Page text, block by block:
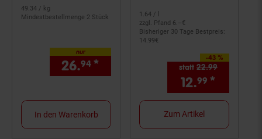
49.34 / kg
Mindestbestellmenge 2 Stück
nur
26.94 * € Sternchen
In den Warenkorb
1.64 / l
zzgl. Pfand 6.–€
Bisheriger 30 Tage Bestpreis:
14.99€
-43 %
Sie Sparen 43 Prozent,
statt 22.99
12.99 *
Zum Artikel